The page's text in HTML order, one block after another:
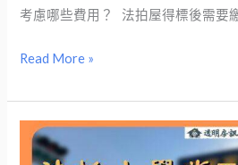
考慮哪些費用？ 法拍屋得標後需要
拍
學
Read More »
買
法